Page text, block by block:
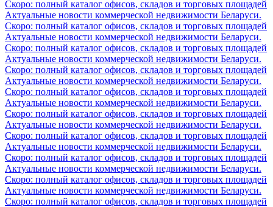
Скоро: полный каталог офисов, складов и торговых площадей
Актуальные новости коммерческой недвижимости Беларуси.
Скоро: полный каталог офисов, складов и торговых площадей
Актуальные новости коммерческой недвижимости Беларуси.
Скоро: полный каталог офисов, складов и торговых площадей
Актуальные новости коммерческой недвижимости Беларуси.
Скоро: полный каталог офисов, складов и торговых площадей
Актуальные новости коммерческой недвижимости Беларуси.
Скоро: полный каталог офисов, складов и торговых площадей
Актуальные новости коммерческой недвижимости Беларуси.
Скоро: полный каталог офисов, складов и торговых площадей
Актуальные новости коммерческой недвижимости Беларуси.
Скоро: полный каталог офисов, складов и торговых площадей
Актуальные новости коммерческой недвижимости Беларуси.
Скоро: полный каталог офисов, складов и торговых площадей
Актуальные новости коммерческой недвижимости Беларуси.
Скоро: полный каталог офисов, складов и торговых площадей
Актуальные новости коммерческой недвижимости Беларуси.
Скоро: полный каталог офисов, складов и торговых площадей